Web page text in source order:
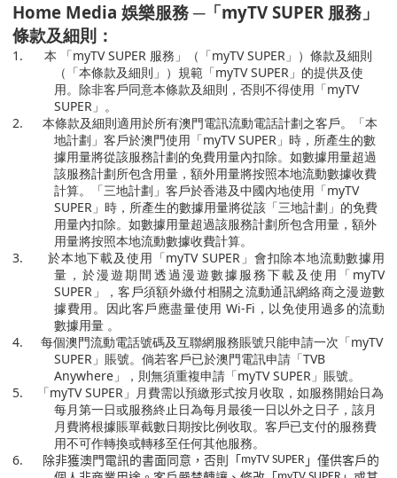
Home Media 娛樂服務 ─「myTV SUPER 服務」
條款及細則：
1. 本 「myTV SUPER 服務」（「myTV SUPER 」）條款及細則
（「本條款及細則」）規範「myTV SUPER 」的提供及使
用。除非客戶同意本條款及細則，否則不得使用「myTV
SUPER 」。
2.
本條款及細則適用於所有澳門電訊流動電話計劃之客戶。「本
地計劃」客戶於澳門使用「myTV SUPER 」時，所產生的數
據用量將從該服務計劃的免費用量內扣除。如數據用量超過
該服務計劃所包含用量，額外用量將按照本地流動數據收費
計算。「三地計劃」客戶於香港及中國內地使用「myTV
SUPER 」時，所產生的數據用量將從該「三地計劃」的免費
用量內扣除。如數據用量超過該服務計劃所包含用量，額外
用量將按照本地流動數據收費計算。
3.
於本地下載及使用「myTV SUPER 」會扣除本地流動數據用
量，於漫遊期間透過漫遊數據服務下載及使用「 myTV
SUPER 」，客戶須額外繳付相關之流動通訊網絡商之漫遊數
據費用。因此客戶應盡量使用 Wi-Fi ，以免使用過多的流動
數據用量 。
4.
每個澳門流動電話號碼及互聯網服務賬號只能申請一次「myTV
SUPER 」賬號。倘若客戶已於澳門電訊申請「TVB
Anywhere 」，則無須重複申請「myTV SUPER 」賬號。
5.
「myTV SUPER 」月費需以預繳形式按月收取，如服務開始日為
每月第一日或服務終止日為每月最後一日以外之日子，該月
月費將根據賬單截數日期按比例收取。客戶已支付的服務費
用不可作轉換或轉移至任何其他服務。
6.
除非獲澳門電訊的書面同意，否則「myTV SUPER 」僅供客戶的